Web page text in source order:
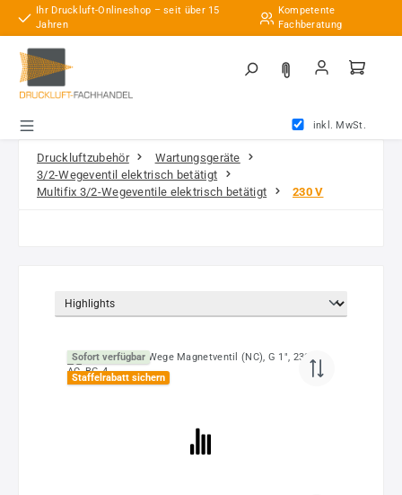
Zum Hauptinhalt springen
Ihr Druckluft-Onlineshop – seit über 15
Jahren
Kompetente
Fachberatung
inkl. MwSt.
Druckluftzubehör
Wartungsgeräte
3/2-Wegeventil elektrisch betätigt
Multifix 3/2-Wegeventile elektrisch betätigt
230 V
Sofort verfügbar
Staffelrabatt sichern